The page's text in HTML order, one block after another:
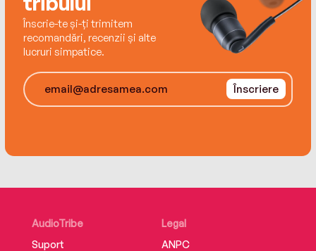
Înscrie-te și-ți trimitem
recomandări, recenzii și alte
lucruri simpatice.
Înscriere
AudioTribe
Suport
Legal
ANPC